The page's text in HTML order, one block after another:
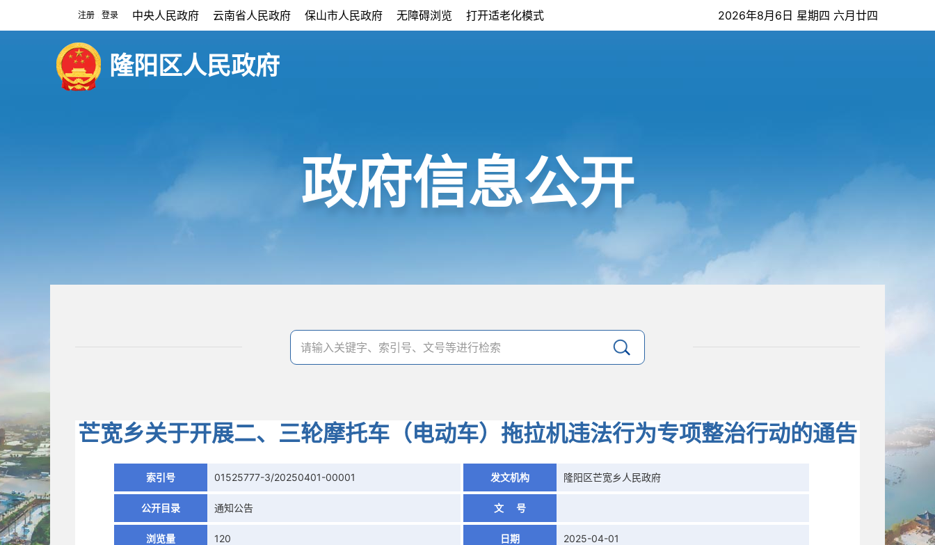
注册 登录 中央人民政府 云南省人民政府 保山市人民政府 无障碍浏览 打开适老化模式 2026年8月6日 星期四 六月廿四
隆阳区人民政府
政府信息公开
芒宽乡关于开展二、三轮摩托车（电动车）拖拉机违法行为专项整治行动的通告
索引号 01525777-3/20250401-00001 发文机构 隆阳区芒宽乡人民政府
公开目录 通知公告 文 号
浏览量 120 日期 2025-04-01